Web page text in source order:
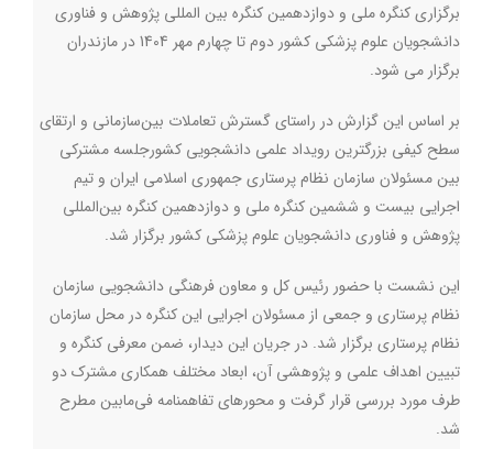
برگزاری کنگره ملی و دوازدهمین کنگره بین المللی پژوهش و فناوری
دانشجویان علوم پزشکی کشور دوم تا چهارم مهر 1404 در مازندران
برگزار می شود.
بر اساس این گزارش در راستای گسترش تعاملات بین‌سازمانی و ارتقای
سطح کیفی بزرگترین رویداد علمی دانشجویی کشورجلسه مشترکی
بین مسئولان سازمان نظام پرستاری جمهوری اسلامی ایران و تیم
اجرایی بیست‌ و ششمین کنگره ملی و دوازدهمین کنگره بین‌المللی
پژوهش و فناوری دانشجویان علوم پزشکی کشور برگزار شد.
این نشست با حضور رئیس کل و معاون فرهنگی دانشجویی سازمان
نظام پرستاری و جمعی از مسئولان اجرایی این کنگره در محل سازمان
نظام پرستاری برگزار شد. در جریان این دیدار، ضمن معرفی کنگره و
تبیین اهداف علمی و پژوهشی آن، ابعاد مختلف همکاری مشترک دو
طرف مورد بررسی قرار گرفت و محورهای تفاهمنامه فی‌مابین مطرح
شد.